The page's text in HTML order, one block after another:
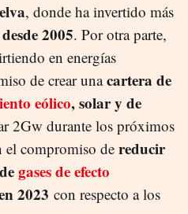
, donde ha invertido más
2005. Por otra parte,
en energías
de crear unacartera de
eólico, solar y de
2Gw durante los próximos
el compromiso de reducir
gases de efecto
2023 con respecto a los